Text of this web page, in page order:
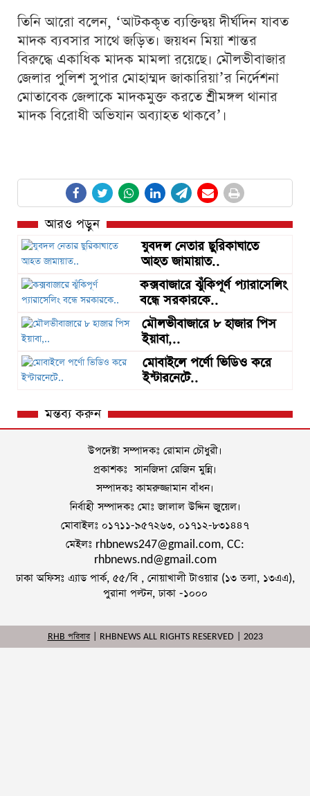
তিনি আরো বলেন, ‘আটককৃত ব্যক্তিদ্বয় দীর্ঘদিন যাবত
মাদক ব্যবসার সাথে জড়িত। জয়ধন মিয়া শান্তর
বিরুদ্ধে একাধিক মাদক মামলা রয়েছে। মৌলভীবাজার
জেলার পুলিশ সুপার মোহাম্মদ জাকারিয়া’র নির্দেশনা
মোতাবেক জেলাকে মাদকমুক্ত করতে শ্রীমঙ্গল থানার
মাদক বিরোধী অভিযান অব্যাহত থাকবে’।
আরও পড়ুন
যুবদল নেতার ছুরিকাঘাতে
আহত জামায়াত..
কক্সবাজারে ঝুঁকিপূর্ণ প্যারাসেলিং
বন্ধে সরকারকে..
মৌলভীবাজারে ৮ হাজার পিস
ইয়াবা,..
মোবাইলে পর্ণো ভিডিও করে
ইন্টারনেটে..
মন্তব্য করুন
উপদেষ্টা সম্পাদকঃ রোমান চৌধুরী।
প্রকাশকঃ সানজিদা রেজিন মুন্নি।
সম্পাদকঃ কামরুজ্জামান বাঁধন।
নির্বাহী সম্পাদকঃ মোঃ জালাল উদ্দিন জুয়েল।
মোবাইলঃ ০১৭১১-৯৫৭২৬৩, ০১৭১২-৮৩১৪৪৭
মেইলঃ rhbnews247@gmail.com, CC:
rhbnews.nd@gmail.com
ঢাকা অফিসঃ এ্যাড পার্ক, ৫৫/বি , নোয়াখালী টাওয়ার (১৩ তলা, ১৩এএ),
পুরানা পল্টন, ঢাকা -১০০০
RHB পরিবার| RHBNEWS ALL RIGHTS RESERVED | 2023